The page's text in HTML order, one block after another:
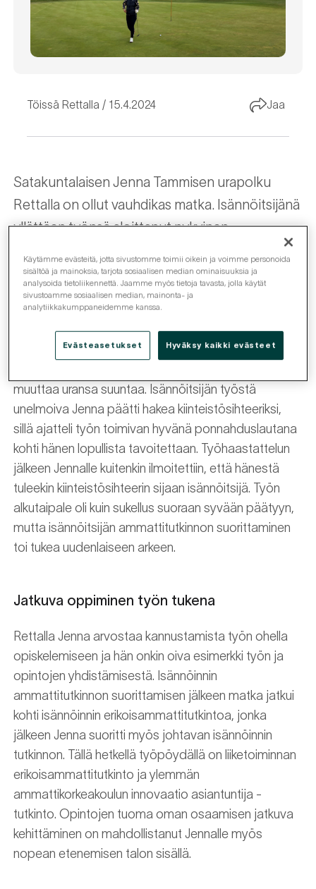
Töissä Rettalla 15.4.2024 Jaa
Satakuntalaisen Jenna Tammisen urapolku
Rettalla on ollut vauhdikas matka. Isännöitsijänä
yllättäen työnsä aloittanut nykyinen
yksikönpäällikkö vastaa Rettan Porin, Rauman ja
Kankaanpään isännöitsijätoimistoista.
Ennen kiinteistöalalle tuloaan Jenna työskenteli
viitisentoista vuotta Osuuskauppa Keulalla ja suoritti
työn ohessa ammattikorkeakoulututkinnon. Tämän
muuttaa uransa suuntaa. Isännöitsijän työstä
unelmoiva Jenna päätti hakea kiinteistösihteeriksi,
sillä ajatteli työn toimivan hyvänä ponnahduslautana
kohti hänen lopullista tavoitettaan. Työhaastattelun
jälkeen Jennalle kuitenkin ilmoitettiin, että hänestä
tuleekin kiinteistösihteerin sijaan isännöitsijä. Työn
alkutaipale oli kuin sukellus suoraan syvään päätyyn,
mutta isännöitsijän ammattitutkinnon suorittaminen
toi tukea uudenlaiseen arkeen.
Jatkuva oppiminen työn tukena
Rettalla Jenna arvostaa kannustamista työn ohella
opiskelemiseen ja hän onkin oiva esimerkki työn ja
opintojen yhdistämisestä. Isännöinnin
ammattitutkinnon suorittamisen jälkeen matka jatkui
kohti isännöinnin erikoisammattitutkintoa, jonka
jälkeen Jenna suoritti myös johtavan isännöinnin
tutkinnon. Tällä hetkellä työpöydällä on liiketoiminnan
erikoisammattitutkinto ja ylemmän
ammattikorkeakoulun innovaatio asiantuntija -
tutkinto. Opintojen tuoma oman osaamisen jatkuva
kehittäminen on mahdollistanut Jennalle myös
nopean etenemisen talon sisällä.
Käytämme evästeitä, jotta sivustomme toimii oikein ja voimme personoida
sisältöä ja mainoksia, tarjota sosiaalisen median ominaisuuksia ja
analysoida tietoliikennettä. Jaamme myös tietoja tavasta, jolla käytät
sivustoamme sosiaalisen median, mainonta- ja
analytiikkakumppaneidemme kanssa.
Evästeasetukset Hyväksy kaikki evästeet